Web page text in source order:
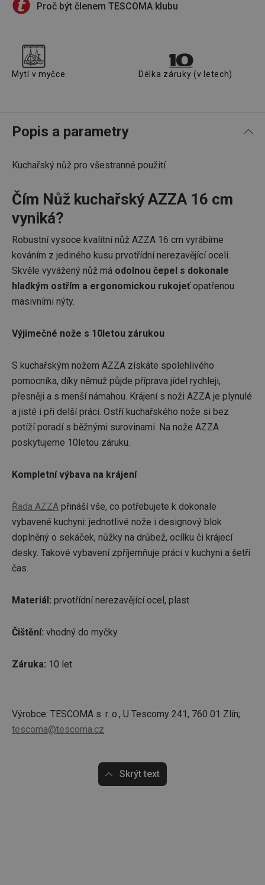
Proč být členem TESCOMA klubu
Mytí v myčce Délka záruky (v letech)
Popis a parametry
Kuchařský nůž pro všestranné použití
Čím Nůž kuchařský AZZA 16 cm
vyniká?
Robustní vysoce kvalitní nůž AZZA 16 cm vyrábíme
kováním z jediného kusu prvotřídní nerezavějící oceli.
Skvěle vyvážený nůž má odolnou čepel s dokonale
hladkým ostřím a ergonomickou rukojeťopatřenou
masivními nýty.
Výjimečné nože s 10letou zárukou
S kuchařským nožem AZZA získáte spolehlivého
pomocníka, díky němuž půjde příprava jídel rychleji,
přesněji a s menší námahou. Krájení s noži AZZA je plynulé
a jisté i při delší práci. Ostří kuchařského nože si bez
potíží poradí s běžnými surovinami. Na nože AZZA
poskytujeme 10letou záruku.
Kompletní výbava na krájení
Řada AZZA přináší vše, co potřebujete k dokonale
vybavené kuchyni: jednotlivé nože i designový blok
doplněný o sekáček, nůžky na drůbež, ocílku či krájecí
desky. Takové vybavení zpříjemňuje práci v kuchyni a šetří
čas.
Materiál: prvotřídní nerezavějící ocel, plast
Čištění: vhodný do myčky
Záruka: 10 let
Výrobce: TESCOMA s. r. o., U Tescomy 241, 760 01 Zlín;
tescoma@tescoma.cz
Skrýt text